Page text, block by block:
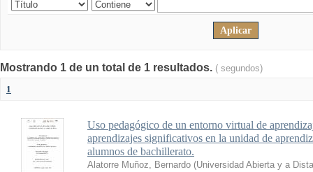
Mostrando 1 de un total de 1 resultados. ( segundos)
1
Uso pedagógico de un entorno virtual de
aprendizajes significativos en la unidad de
alumnos de bachillerato.
Alatorre Muñoz, Bernardo (Universidad Abierta y a